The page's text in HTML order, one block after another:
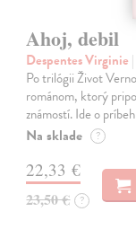
Ahoj, debil
Despentes Virginie
Po trilógii Život
románom, ktorý
známostí. Ide o
Na sklade ?
22,33 €
23,50 € ?